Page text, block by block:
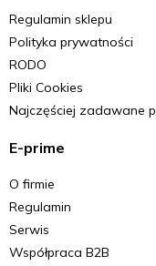
Regulamin sklepu
Polityka prywatności
RODO
Pliki Cookies
Najczęściej zadawane
E-prime
O firmie
Regulamin
Serwis
Współpraca B2B